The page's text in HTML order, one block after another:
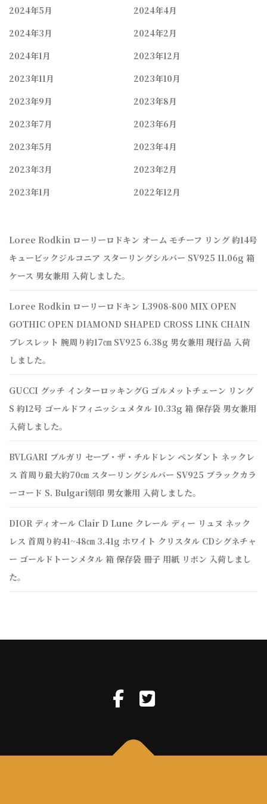
2024年5月
2024年4月
2024年3月
2024年2月
2024年1月
2023年12月
2023年11月
2023年10月
2023年9月
2023年8月
2023年7月
2023年6月
2023年5月
2023年4月
2023年3月
2023年2月
2023年1月
2022年12月
Loree Rodkin ローリーロドキン オーム モチーフ リング 約14号
キュービックジルコニア スターリングシルバー SV925 11.06g 箱
ケース 男女兼用 入荷しました。
Loree Rodkin ローリーロドキン L3908-800 MIX OPEN
GOTHIC OPEN DIAMOND SHAPED CROSS LINK CHAIN
ブレスレット 腕周り約17㎝ SV925 6.38g 男女兼用 現行品 入荷
しました。
GUCCI グッチ インターロッキングG ゴルメットチェーン リング
S 約12号 ゴールドフィニッシュメタル 10.33g 箱 保存袋 男女兼用
入荷しました。
BVLGARI ブルガリ セーブ・ザ・チルドレン ペンダント ネックレ
ス 首周り最大約70㎝ スターリングシルバー SV925 ブラックカラ
ーコード S. Bulgari刻印 男女兼用 入荷しました。
DIOR ディオール Clair D Lune クレール ディー リュヌ ネック
レス 首周り約41~48㎝ 3.41g ホワイト クリスタル CDシグネチャ
ー ゴールドトーンメタル 箱 保存袋 冊子 用紙 リボン 入荷しまし
た。